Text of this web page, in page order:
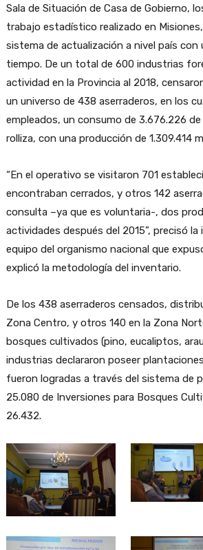
Sala de Situación de Casa de Gobierno,
trabajo estadístico realizado en
sistema de actualización a nivel país con
tiempo. De un total de 600 industrias
actividad en la Provincia al 2018,
un universo de 438 aserraderos, en los
empleados, un consumo de 3.676.226
rolliza, con una producción de 1.309.414
“En el operativo se visitaron 701
encontraban cerrados, y otros 142
consulta –ya que es voluntaria-, dos
actividades después del 2015”, precisó
equipo del organismo nacional que
explicó la metodología del inventario.
De los 438 aserraderos censados,
Zona Centro, y otros 140 en la Zona
bosques cultivados (pino, eucaliptos,
industrias declararon poseer
fueron logradas a través del sistema de
25.080 de Inversiones para Bosques
26.432.